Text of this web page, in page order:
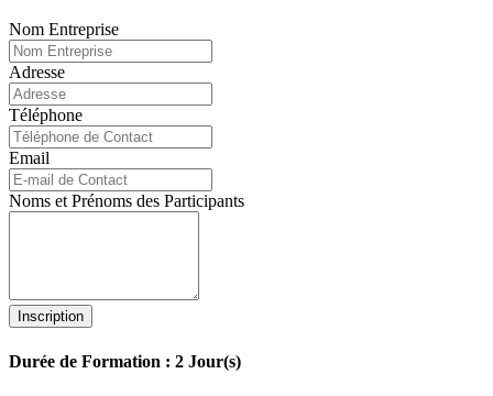
Nom Entreprise
Adresse
Téléphone
Email
Noms et Prénoms des Participants
Inscription
Durée de Formation : 2 Jour(s)